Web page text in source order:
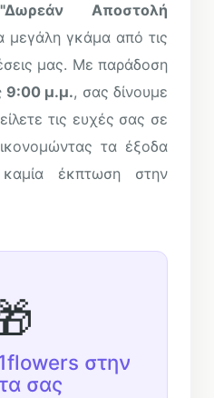
"Δωρεάν Αποστολή
μεγάλη γκάμα από τις
μας. Με παράδοση
9:00 μ.μ., σας δίνουμε
τις ευχές σας σε
τα έξοδα
έκπτωση στην
στην
σας